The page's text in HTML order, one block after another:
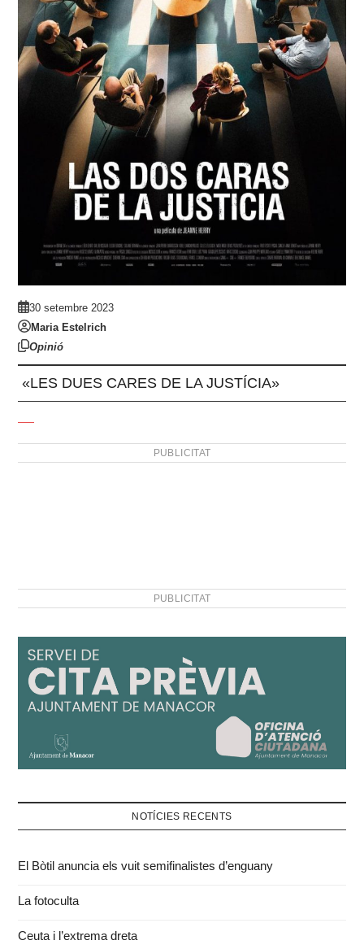
30 setembre 2023
Maria Estelrich
Opinió
«LES DUES CARES DE LA JUSTÍCIA»
PUBLICITAT
PUBLICITAT
NOTÍCIES RECENTS
El Bòtil anuncia els vuit semifinalistes d’enguany
La fotoculta
Ceuta i l’extrema dreta